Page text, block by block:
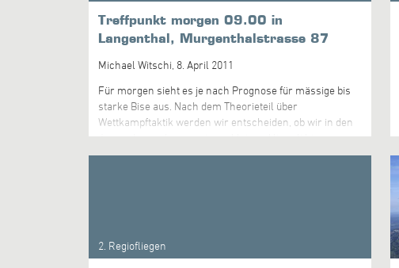
Treffpunkt morgen 09.00 in
Langenthal, Murgenthalstrasse 87
Michael Witschi, 8. April 2011
Für morgen sieht es je nach Prognose für mässige bis
starke Bise aus. Nach dem Theorieteil über
Wettkampftaktik werden wir entscheiden, ob wir in den
Jura gehen, oder von einem kleinen Högerli hinter
Langenthal einen One-Way nach Westen fliegen.
2. Regiofliegen